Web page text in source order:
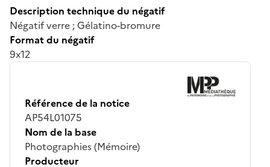
Description technique du négatif
Négatif verre ; Gélatino-bromure
Format du négatif
9x12
Référence de la notice
AP54L01075
Nom de la base
Photographies (Mémoire)
Producteur